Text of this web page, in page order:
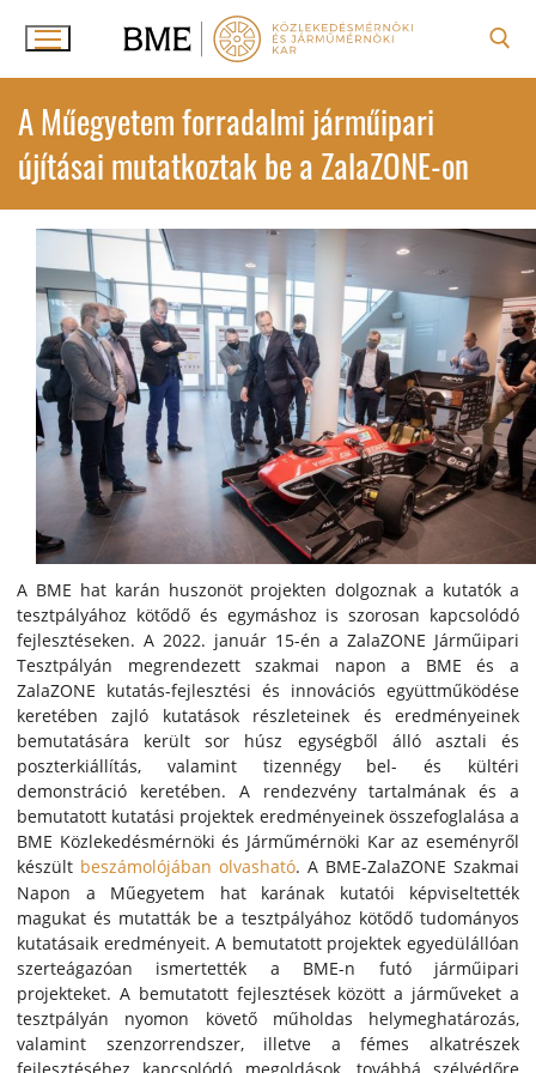
A Műegyetem forradalmi járműipari
újításai mutatkoztak be a ZalaZONE-on
A BME hat karán huszonöt projekten dolgoznak a kutatók a
tesztpályához kötődő és egymáshoz is szorosan kapcsolódó
fejlesztéseken. A 2022. január 15-én a ZalaZONE Járműipari
Tesztpályán megrendezett szakmai napon a BME és a
ZalaZONE kutatás-fejlesztési és innovációs együttműködése
keretében zajló kutatások részleteinek és eredményeinek
bemutatására került sor húsz egységből álló asztali és
poszterkiállítás, valamint tizennégy bel- és kültéri
demonstráció keretében. A rendezvény tartalmának és a
bemutatott kutatási projektek eredményeinek összefoglalása a
BME Közlekedésmérnöki és Járműmérnöki Kar az eseményről
készült beszámolójában olvasható. A BME-ZalaZONE Szakmai
Napon a Műegyetem hat karának kutatói képviseltették
magukat és mutatták be a tesztpályához kötődő tudományos
kutatásaik eredményeit. A bemutatott projektek egyedülállóan
szerteágazóan ismertették a BME-n futó járműipari
projekteket. A bemutatott fejlesztések között a járműveket a
tesztpályán nyomon követő műholdas helymeghatározás,
valamint szenzorrendszer, illetve a fémes alkatrészek
fejlesztéséhez kapcsolódó megoldások, továbbá szélvédőre